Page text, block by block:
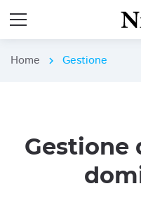
Home chevron_right Gestione
Gestione